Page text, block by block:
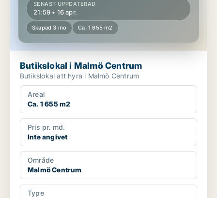
SENAST UPPDATERAD
21:59 • 16 apr.
Skapad 3 mo Ca. 1 655 m2
Butikslokal i Malmö Centrum
Butikslokal att hyra i Malmö Centrum
Areal
Ca. 1 655 m2
Pris pr. md.
Inte angivet
Område
Malmö Centrum
Type